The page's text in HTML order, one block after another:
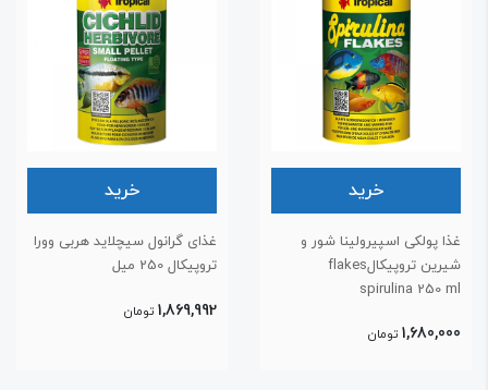
خرید
پولکی اسپیرولینا شور و
شیرین تروپیکالflakes
spirulina 250
تومان
خرید
غذای گرانول سیچلاید هربی وورا
تروپیکال 250 میل
1,869,992 تومان